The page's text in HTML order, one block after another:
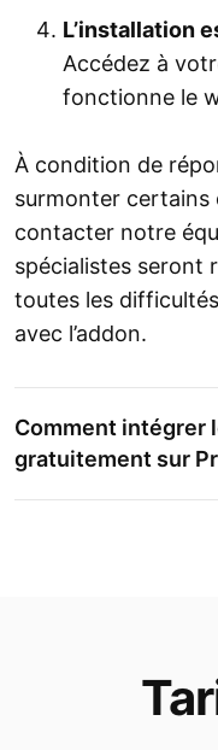
L’installation
Accédez à
fonctionne le
À condition de
surmonter certains
contacter notre
spécialistes seront
toutes les
avec l’addon.
Comment intégrer
gratuitement sur
intégrez